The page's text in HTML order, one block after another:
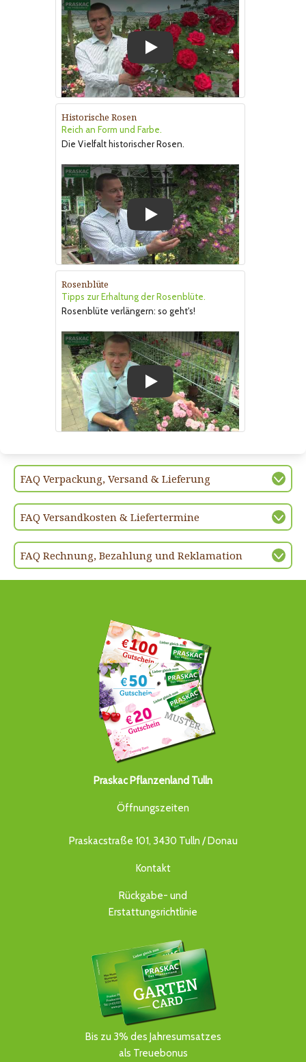
Historische Rosen
Reich an Form und Farbe.
Die Vielfalt historischer Rosen.
Rosenblüte
Tipps zur Erhaltung der Rosenblüte.
Rosenblüte verlängern: so geht's!
FAQ Verpackung, Versand & Lieferung
FAQ Versandkosten & Liefertermine
FAQ Rechnung, Bezahlung und Reklamation
Praskac Pflanzenland Tulln
Öffnungszeiten
Praskacstraße 101, 3430 Tulln / Donau
Kontakt
Rückgabe- und
Erstattungsrichtlinie
Bis zu 3% des Jahresumsatzes
als Treuebonus